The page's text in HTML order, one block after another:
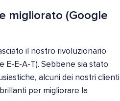
migliorato (Google
il nostro rivoluzionario
E-E-A-T). Sebbene sia stato
alcuni dei nostri clienti
per migliorare la